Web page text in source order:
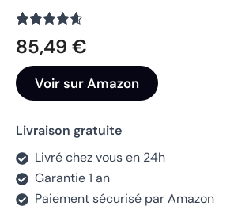
Noté
4.6
sur 5
9931
notations
client
85,49 €
Voir sur Amazon
Livraison gratuite
Livré chez vous en 24h
Garantie 1 an
Paiement sécurisé par Amazon